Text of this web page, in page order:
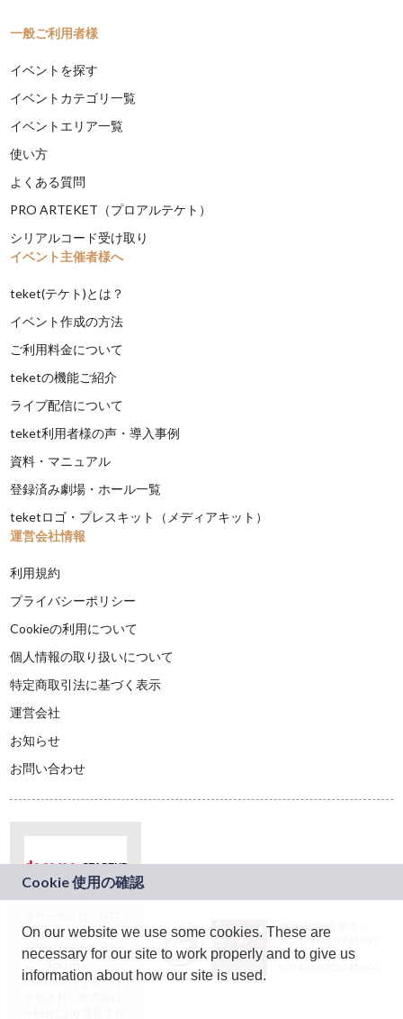
一般ご利用者様
イベントを探す
イベントカテゴリ一覧
イベントエリア一覧
使い方
よくある質問
PRO ARTEKET（プロアルテケト）
シリアルコード受け取り
イベント主催者様へ
teket(テケト)とは？
イベント作成の方法
ご利用料金について
teketの機能ご紹介
ライブ配信について
teket利用者様の声・導入事例
資料・マニュアル
登録済み劇場・ホール一覧
teketロゴ・プレスキット（メディアキット）
運営会社情報
利用規約
プライバシーポリシー
Cookieの利用について
個人情報の取り扱いについて
特定商取引法に基づく表示
運営会社
お知らせ
お問い合わせ
ドコモグループの新
規事業創出プログラ
ム「docomo
STARTUP」を通じて
JASRAC許諾番号：
9024936001Y45037
JASRAC許諾番号：
On our website we use some cookies. These are
necessary for our site to work properly and to give us
information about how our site is used.